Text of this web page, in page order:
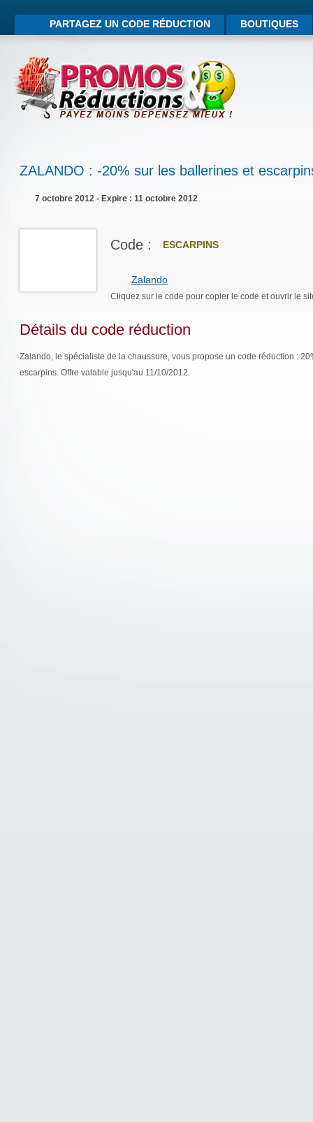
PARTAGEZ UN CODE RÉDUCTION BOUTIQUES
ZALANDO : -20% sur les ballerines et
7 octobre 2012 - Expire : 11 octobre 2012
Code : ESCARPINS
Zalando
Cliquez sur le code pour copier le code et ouvrir le
Détails du code réduction
Zalando, le spécialiste de la chaussure, vous propose un code réduction :
escarpins. Offre valable jusqu'au 11/10/2012.